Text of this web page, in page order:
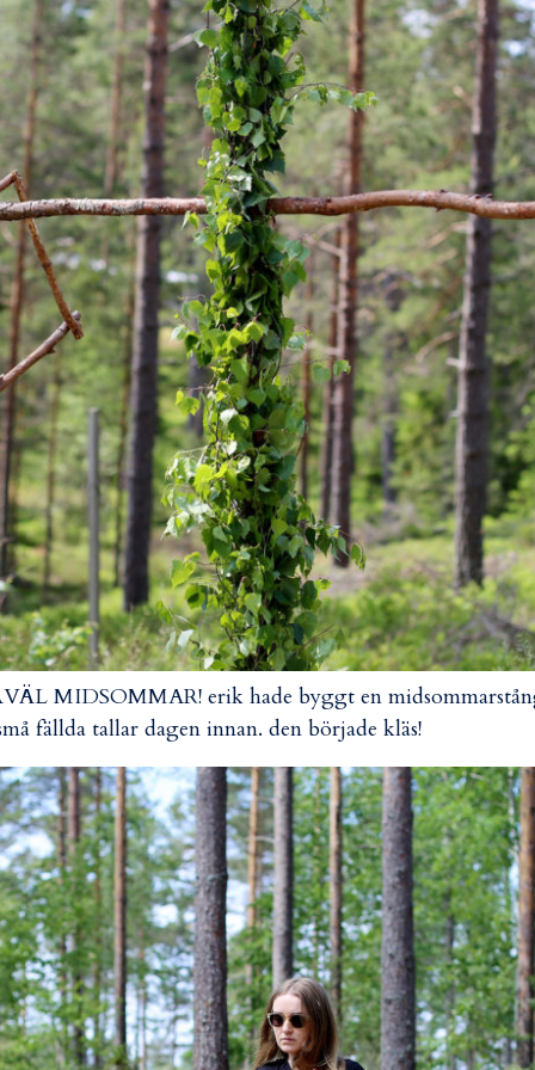
MIDSOMMAR! erik hade byggt en
fällda tallar dagen innan. den började kläs!